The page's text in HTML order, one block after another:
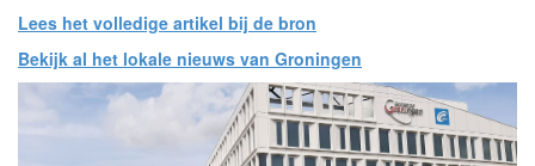
Lees het volledige artikel bij de bron
Bekijk al het lokale nieuws van Groningen